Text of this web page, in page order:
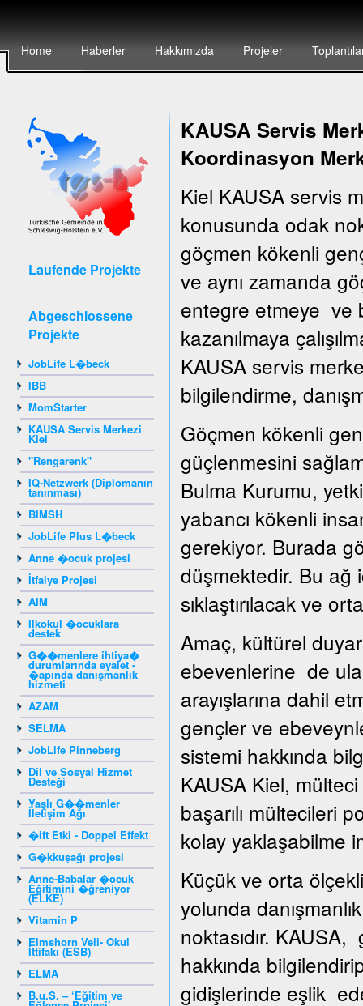
Home Haberler Hakkımızda Projeler
Laufende Projekte
Abgeschlossene
Projekte
JobLife L�beck
IBB
MomStarter
KAUSA Servis Merkezi
Kiel
"Rengarenk"
IQ-Netzwerk (Diplomanın
tanınması)
BIMSH
JobLife Plus L�beck
Anne �ocuk projesi
İtfaiye Projesi
AIM
Ilkokul �ocuklara
destek
G��menlere ihtiya�
durumlarında eyalet -
�apında danışmanlık
hizmeti
AZAM
SELMA
JobLife Pinneberg
Dil ve Sosyal Hizmet
Desteği
Yaşlı G��menler
İletişim Ağı
�ift Etki - Doppel Effekt
G�kkuşağı projesi
Anne-Babalar �ocuk
Eğitimini �ğreniyor
(ELKE)
Vitamin P
Elmshorn Veli- Okul
İttifakı (ESB)
ELMA
B.u.S. – ‘Eğitim ve
KAUSA Servis
Koordinasyon
Kiel KAUSA servis
konusunda odak
göçmen kökenli
ve aynı zamanda
entegre etmeye ve
kazanılmaya
KAUSA servis
bilgilendirme,
Göçmen kökenli
güçlenmesini
Bulma Kurumu,
yabancı kökenli
gerekiyor. Burada
düşmektedir. Bu ağ
sıklaştırılacak ve
Amaç, kültürel
ebevenlerine de
arayışlarına dahil
gençler ve
sistemi hakkında
KAUSA Kiel,
başarılı mültecileri
kolay yaklaşabilme
Küçük ve orta
yolunda
noktasıdır.
hakkında
gidişlerinde eşlik